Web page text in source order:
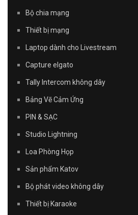
Bộ chia mạng
Thiết bị mạng
Laptop dành cho Livestream
Capture elgato
Tally Intercom không dây
Bảng Vẽ Cảm Ứng
PIN & SẠC
Studio Lightning
Loa Phòng Họp
Sản phẩm Katov
Bộ phát video không dây
Thiết bị Karaoke